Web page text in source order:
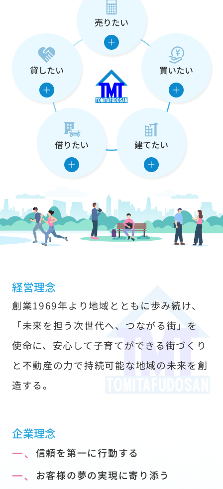
た
の
え
ま
す
売りたい
買いたい
貸したい
借りたい 建てたい
経営理念
創業1969年より地域とともに歩み続け、
「未来を担う次世代へ、つながる街」を
使命に、安心して子育てができる街づくり
と不動産の力で持続可能な地域の未来を創
造する。
企業理念
一、 信頼を第一に行動する
一、 お客様の夢の実現に寄り添う